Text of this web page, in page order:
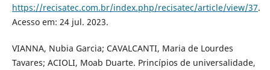
https://recisatec.com.br/index.php/recisatec/article/view/37.
Acesso em: 24 jul. 2023.
VIANNA, Nubia Garcia; CAVALCANTI, Maria de Lourdes
Tavares; ACIOLI, Moab Duarte. Princípios de universalidade,